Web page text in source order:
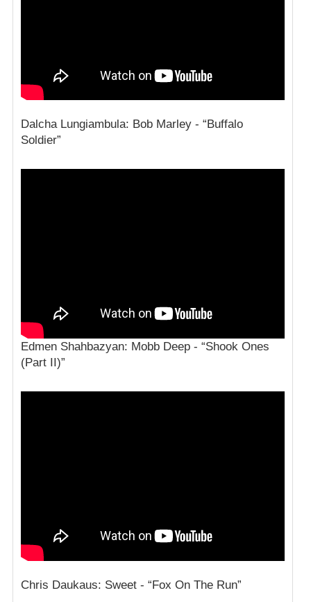
Dalcha Lungiambula: Bob Marley - “Buffalo
Soldier”
Edmen Shahbazyan: Mobb Deep - “Shook Ones
(Part II)”
Chris Daukaus: Sweet - “Fox On The Run”